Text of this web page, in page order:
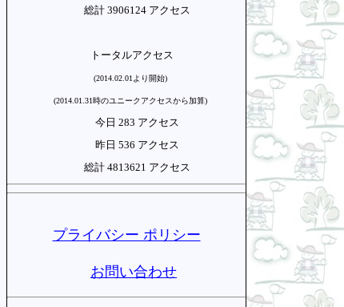
総計 3906124 アクセス
トータルアクセス
(2014.02.01より開始)
(2014.01.31時のユニークアクセスから加算)
今日 283 アクセス
昨日 536 アクセス
総計 4813621 アクセス
プライバシー ポリシー
お問い合わせ